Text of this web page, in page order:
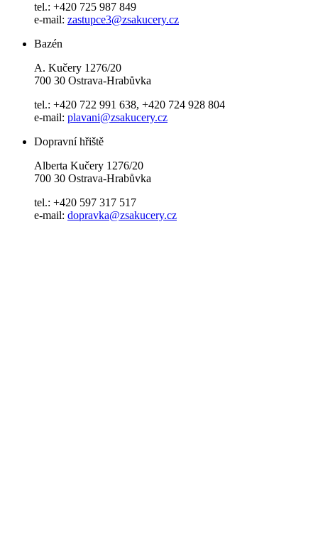
tel.: +420 725 987 849
e-mail: zastupce3@zsakucery.cz
Bazén
A. Kučery 1276/20
700 30 Ostrava-Hrabůvka
tel.: +420 722 991 638, +420 724 928 804
e-mail: plavani@zsakucery.cz
Dopravní hřiště
Alberta Kučery 1276/20
700 30 Ostrava-Hrabůvka
tel.: +420 597 317 517
e-mail: dopravka@zsakucery.cz